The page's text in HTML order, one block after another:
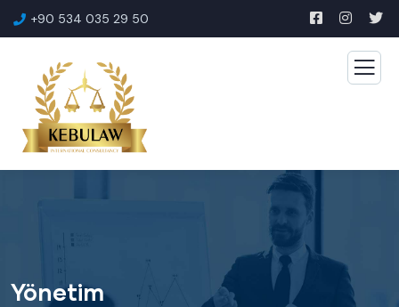
+90 534 035 29 50
Yönetim